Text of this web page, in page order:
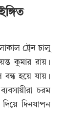
ট্রেন চালু
কুমার রায়।
হয়ে যায়।
চরম
দিনযাপন